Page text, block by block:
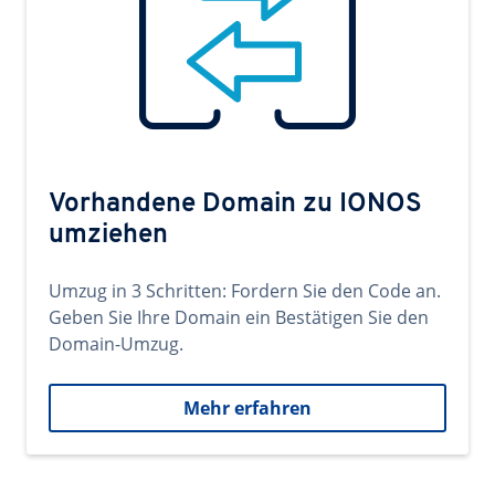
Vorhandene Domain zu IONOS
umziehen
Umzug in 3 Schritten: Fordern Sie den Code an.
Geben Sie Ihre Domain ein Bestätigen Sie den
Domain-Umzug.
Mehr erfahren